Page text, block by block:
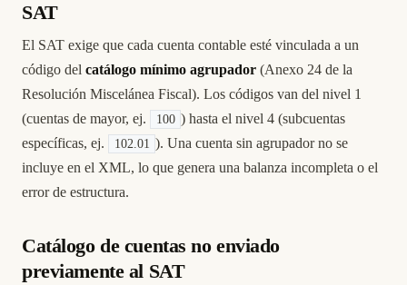
SAT
El SAT exige que cada cuenta contable esté vinculada a un
código del catálogo mínimo agrupador (Anexo 24 de la
Resolución Miscelánea Fiscal). Los códigos van del nivel 1
(cuentas de mayor, ej.
100 ) hasta el nivel 4 (subcuentas
específicas, ej.
102.01
). Una cuenta sin agrupador no se
incluye en el XML, lo que genera una balanza incompleta o el
error de estructura.
Catálogo de cuentas no enviado
previamente al SAT